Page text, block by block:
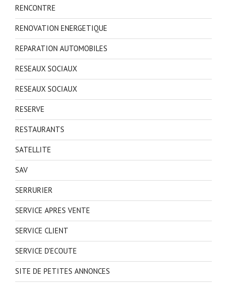
RENCONTRE
RENOVATION ENERGETIQUE
REPARATION AUTOMOBILES
RESEAUX SOCIAUX
RESEAUX SOCIAUX
RESERVE
RESTAURANTS
SATELLITE
SAV
SERRURIER
SERVICE APRES VENTE
SERVICE CLIENT
SERVICE D'ECOUTE
SITE DE PETITES ANNONCES